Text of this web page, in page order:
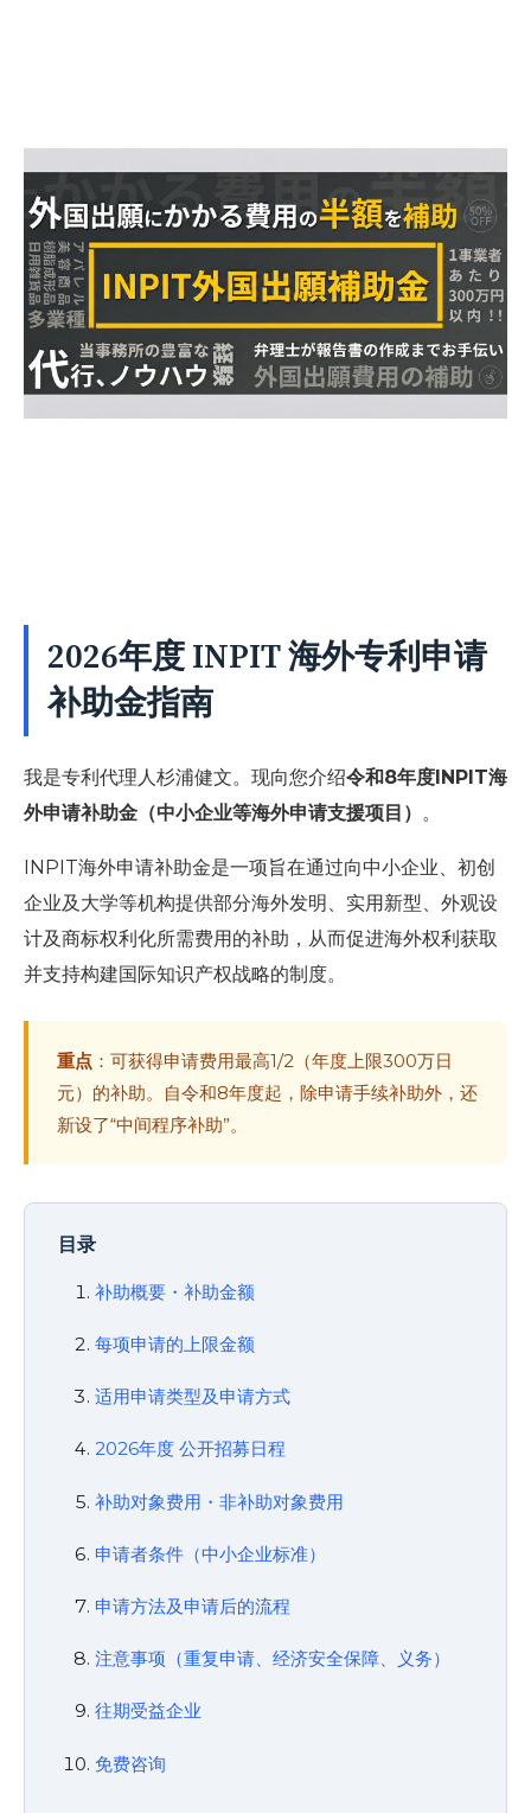
2026年度 INPIT 海外专利申请
补助金指南
我是专利代理人杉浦健文。现向您介绍令和8年度INPIT海
外申请补助金（中小企业等海外申请支援项目） 。
INPIT海外申请补助金是一项旨在通过向中小企业、初创
企业及大学等机构提供部分海外发明、实用新型、外观设
计及商标权利化所需费用的补助，从而促进海外权利获取
并支持构建国际知识产权战略的制度。
重点 ：可获得申请费用最高1/2（年度上限300万日
元）的补助。自令和8年度起，除申请手续补助外，还
新设了“中间程序补助”。
目录
补助概要・补助金额
每项申请的上限金额
适用申请类型及申请方式
2026年度 公开招募日程
补助对象费用・非补助对象费用
申请者条件（中小企业标准）
申请方法及申请后的流程
注意事项（重复申请、经济安全保障、义务）
往期受益企业
免费咨询